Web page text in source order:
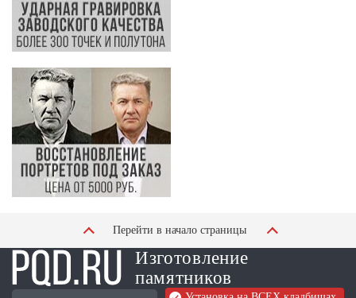
Перейти в начало страницы
Изготовление
памятников